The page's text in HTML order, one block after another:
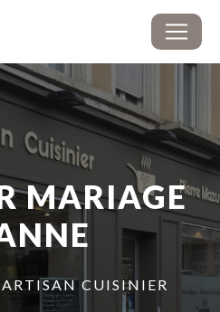
MARIAGE
CUISINIER